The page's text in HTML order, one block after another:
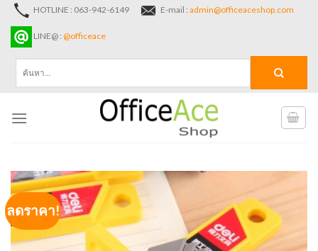
Skip
content
HOTLINE : 063-942-6149 E-mail : admin@officeaceshop.com
LINE@ : @officeace
ลดราคา!